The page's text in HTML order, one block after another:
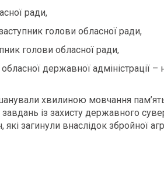
ради,
голови обласної ради,
голови обласної ради,
державної адміністрації –
хвилиною мовчання
із захисту державного
загинули внаслідок збройної